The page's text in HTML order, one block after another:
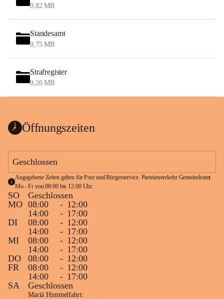
0,82 MB
Standesamt
0,75 MB
Strafregister
0,26 MB
Öffnungszeiten
Geschlossen
Angegebene Zeiten gelten für Post und Bürgerservice. Parteienverkehr Gemeindeamt
Mo - Fr von 08:00 bis 12:00 Uhr.
SO
Geschlossen
MO 08:00 - 12:00
14:00
- 17:00
DI
08:00 - 12:00
14:00
- 17:00
MI
08:00 - 12:00
14:00
- 17:00
DO
08:00 - 12:00
FR
08:00 - 12:00
14:00
- 17:00
SA
Geschlossen
Mariä Himmelfahrt: